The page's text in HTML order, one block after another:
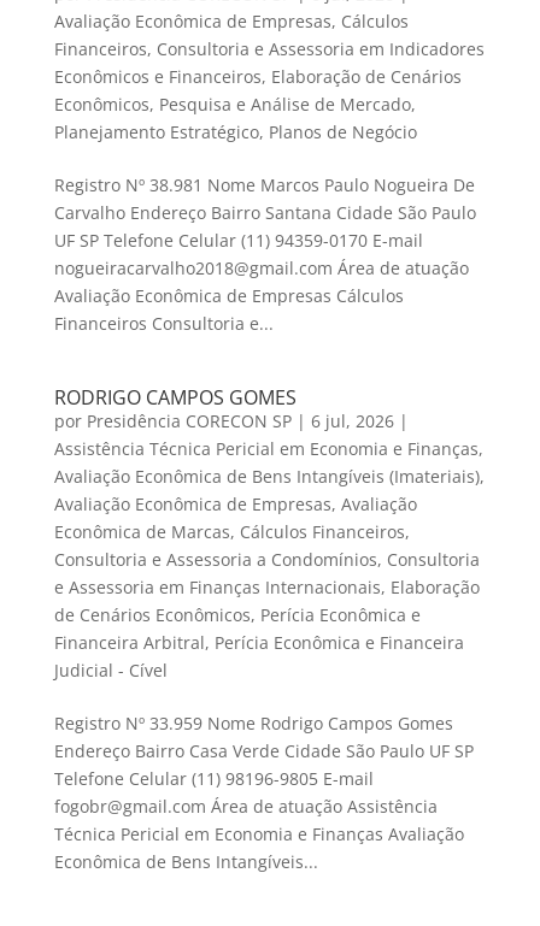
Avaliação Econômica de Empresas, Cálculos
Financeiros, Consultoria e Assessoria em Indicadores
Econômicos e Financeiros, Elaboração de Cenários
Econômicos, Pesquisa e Análise de Mercado,
Planejamento Estratégico, Planos de Negócio
Registro Nº 38.981 Nome Marcos Paulo Nogueira De
Carvalho Endereço Bairro Santana Cidade São Paulo
UF SP Telefone Celular (11) 94359-0170 E-mail
nogueiracarvalho2018@gmail.com Área de atuação
Avaliação Econômica de Empresas Cálculos
Financeiros Consultoria e...
RODRIGO CAMPOS GOMES
por Presidência CORECON SP| 6 jul, 2026|
Assistência Técnica Pericial em Economia e Finanças,
Avaliação Econômica de Bens Intangíveis (Imateriais),
Avaliação Econômica de Empresas, Avaliação
Econômica de Marcas, Cálculos Financeiros,
Consultoria e Assessoria a Condomínios, Consultoria
e Assessoria em Finanças Internacionais, Elaboração
de Cenários Econômicos, Perícia Econômica e
Financeira Arbitral, Perícia Econômica e Financeira
Judicial - Cível
Registro Nº 33.959 Nome Rodrigo Campos Gomes
Endereço Bairro Casa Verde Cidade São Paulo UF SP
Telefone Celular (11) 98196-9805 E-mail
fogobr@gmail.com Área de atuação Assistência
Técnica Pericial em Economia e Finanças Avaliação
Econômica de Bens Intangíveis...